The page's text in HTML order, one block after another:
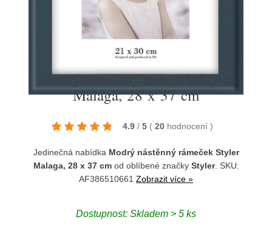
Modrý nástěnný rámeček Styler
Malaga, 28 x 37 cm
4.9 / 5 ( 20 hodnocení )
Jedinečná nabídka Modrý nástěnný rámeček Styler
Malaga, 28 x 37 cmod oblíbené značky Styler. SKU:
AF386510661 Zobrazit více »
Dostupnost: Skladem > 5 ks